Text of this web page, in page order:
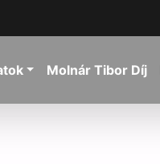
Molnár Tibor Díj